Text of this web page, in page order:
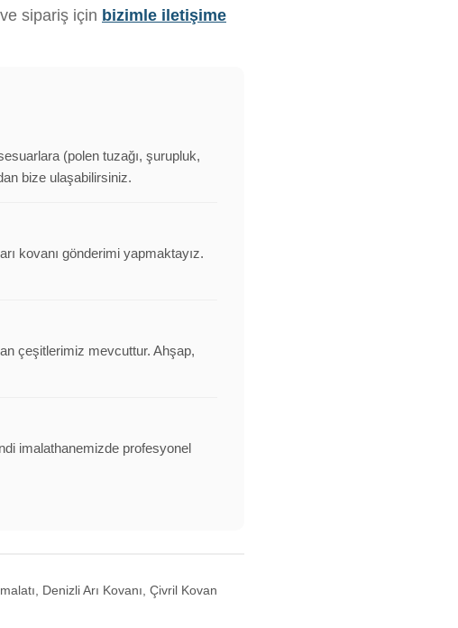
ve sipariş için bizimle iletişime
(polen tuzağı, şurupluk,
bize ulaşabilirsiniz.
kovanı gönderimi yapmaktayız.
çeşitlerimiz mevcuttur. Ahşap,
imalathanemizde profesyonel
Denizli Arı Kovanı, Çivril Kovan